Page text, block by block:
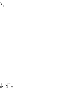
す。